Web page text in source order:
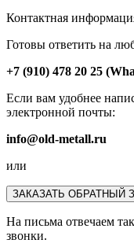
Контактная
Готовы ответить на
+7 (910) 478 20 25
Если вам удобнее
электронной почты:
info@old-metall.ru
или
На письма отвечаем
звонки.